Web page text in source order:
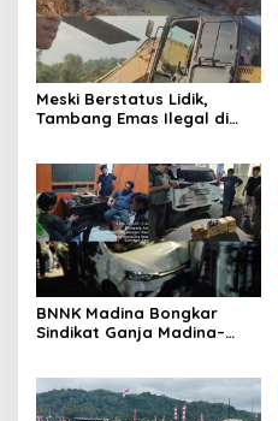
Meski Berstatus Lidik,
Tambang Emas Ilegal di
BNNK Madina Bongkar
Sindikat Ganja Madina–